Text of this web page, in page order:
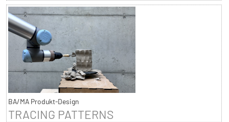
BA/MA Produkt-Design
TRACING PATTERNS